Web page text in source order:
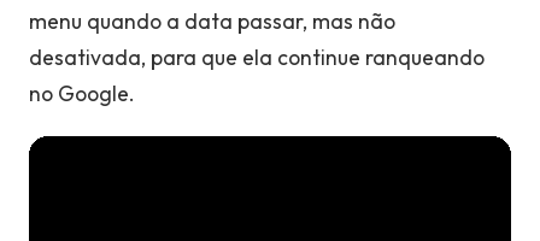
menu quando a data passar, mas não
desativada, para que ela continue ranqueando
no Google.